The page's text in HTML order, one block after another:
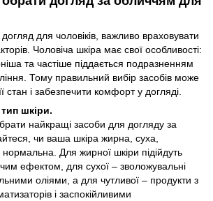
для чоловіків, важливо враховувати
Чоловіча шкіра має свої особливості:
та частіше піддається подразненням
Тому правильний вибір засобів може
стан і забезпечити комфорт у догляді.
шкіри.
найкращі засоби для догляду за
чи ваша шкіра жирна, суха,
Для жирної шкіри підійдуть
ефектом, для сухої – зволожувальні
оліями, а для чутливої – продукти з
і заспокійливими